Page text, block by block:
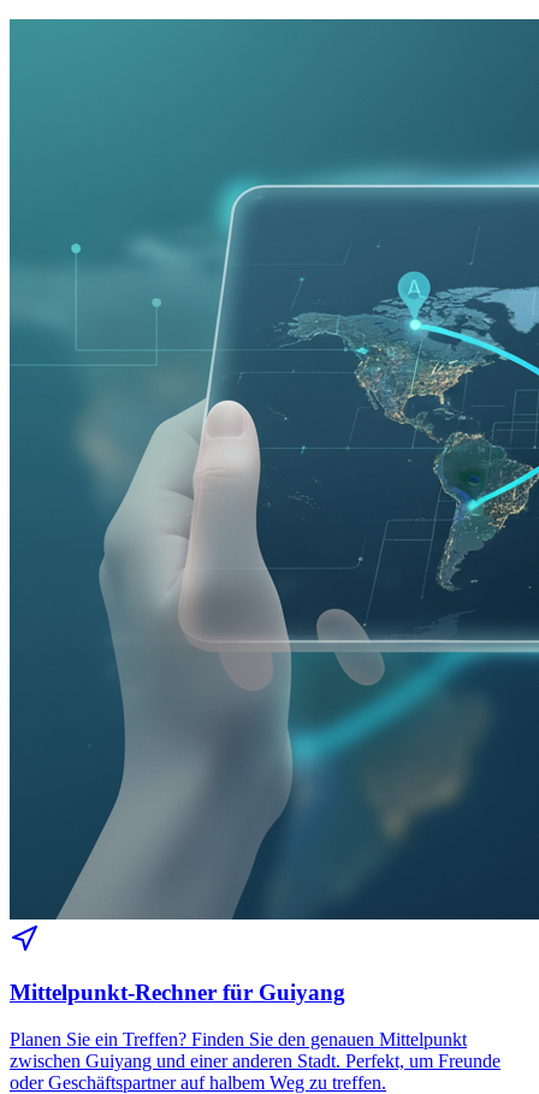
Mittelpunkt-Rechner für Guiyang
Planen Sie ein Treffen? Finden Sie den genauen Mittelpunkt
zwischen Guiyang und einer anderen Stadt. Perfekt, um Freunde
oder Geschäftspartner auf halbem Weg zu treffen.